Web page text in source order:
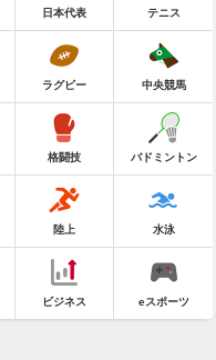
日本代表 テニス
ラグビー 中央競馬
格闘技 バドミントン
陸上 水泳
ビジネス eスポーツ